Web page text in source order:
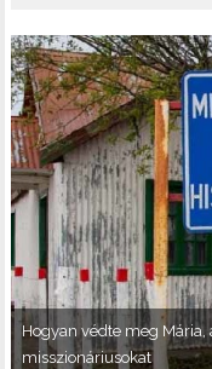
Hogyan védte meg Mária,
misszionáriusokat